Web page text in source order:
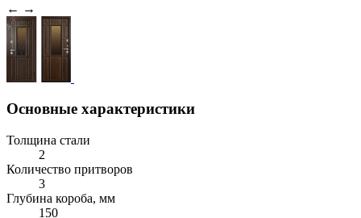
← →
Основные характеристики
Толщина стали
2
Количество притворов
3
Глубина короба, мм
150